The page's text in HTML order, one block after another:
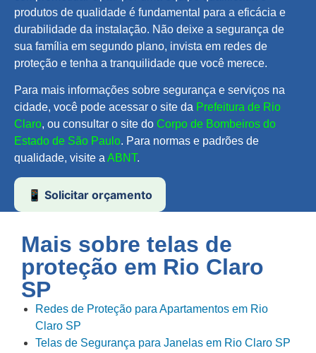
produtos de qualidade é fundamental para a eficácia e
durabilidade da instalação. Não deixe a segurança de
sua família em segundo plano, invista em redes de
proteção e tenha a tranquilidade que você merece.
Para mais informações sobre segurança e serviços na
cidade, você pode acessar o site da Prefeitura de Rio
Claro, ou consultar o site do Corpo de Bombeiros do
Estado de São Paulo. Para normas e padrões de
qualidade, visite aABNT.
📱 Solicitar orçamento
Mais sobre telas de
proteção em Rio Claro
SP
Redes de Proteção para Apartamentos em Rio
Claro SP
Telas de Segurança para Janelas em Rio Claro SP